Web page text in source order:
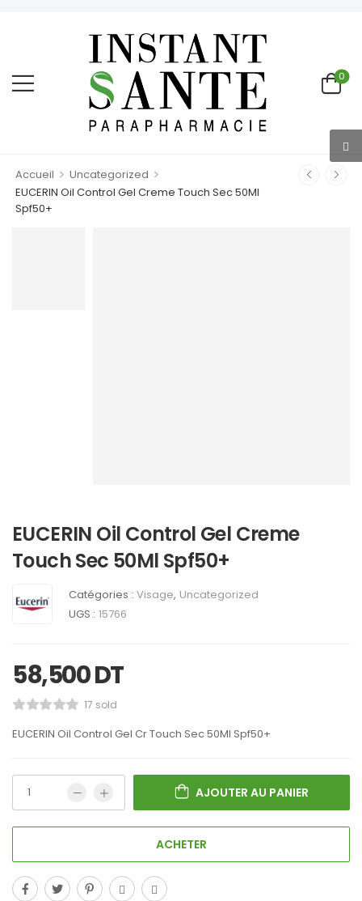
0
Accueil > Uncategorized >
EUCERIN Oil Control Gel Creme Touch Sec 50Ml
Spf50+
EUCERIN Oil Control Gel Creme
Touch Sec 50Ml Spf50+
Catégories : Visage, Uncategorized
UGS : 15766
58,500DT
17 sold
EUCERIN Oil Control Gel Cr Touch Sec 50Ml Spf50+
AJOUTER AU PANIER
ACHETER